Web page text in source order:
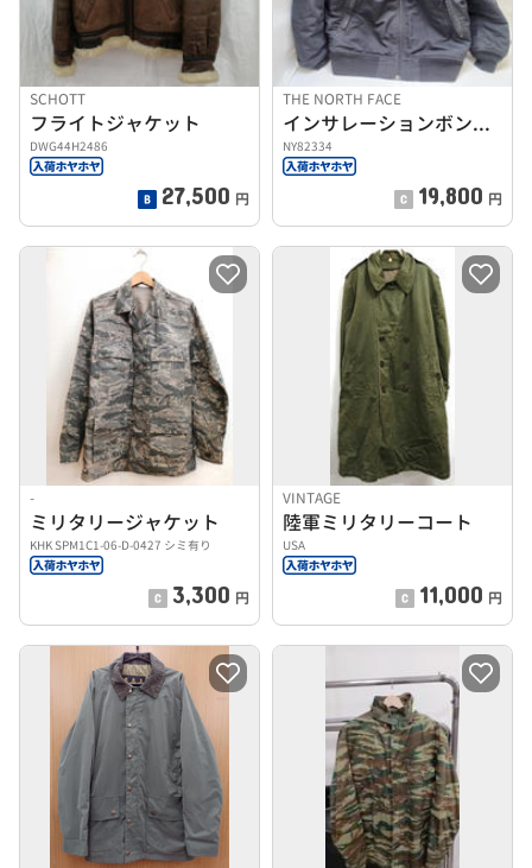
SCHOTT
フライトジャケット
DWG44H2486
27,500 円
THE NORTH FACE
インサレーションボンバージャケット
NY82334
19,800 円
-
ミリタリージャケット
KHK SPM1C1-06-D-0427 シミ有り
3,300 円
VINTAGE
陸軍ミリタリーコート
USA
11,000 円